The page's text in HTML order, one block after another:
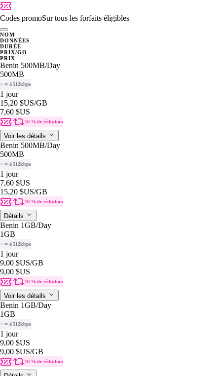
Codes promoSur tous les forfaits éligibles
NOM
DONNÉES
DURÉE
PRIX/GO
PRIX
Benin 500MB/Day
500MB
+ ∞ à 512kbps
1 jour
15,20 $US/GB
7,60 $US
10 % de réduction
Voir les détails
Benin 500MB/Day
500MB
+ ∞ à 512kbps
1 jour
7,60 $US
15,20 $US/GB
10 % de réduction
Détails
Benin 1GB/Day
1GB
+ ∞ à 512kbps
1 jour
9,00 $US/GB
9,00 $US
10 % de réduction
Voir les détails
Benin 1GB/Day
1GB
+ ∞ à 512kbps
1 jour
9,00 $US
9,00 $US/GB
10 % de réduction